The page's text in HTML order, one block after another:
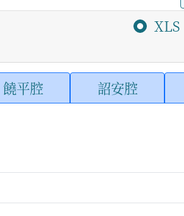
XLS
饒平腔 詔安腔